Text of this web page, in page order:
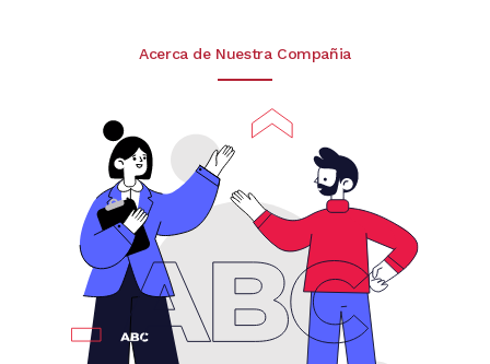
Acerca de Nuestra Compañia